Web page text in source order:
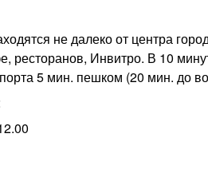
не далеко от центра
ресторанов, Инвитро. В 10
5 мин. пешком (20 мин. до